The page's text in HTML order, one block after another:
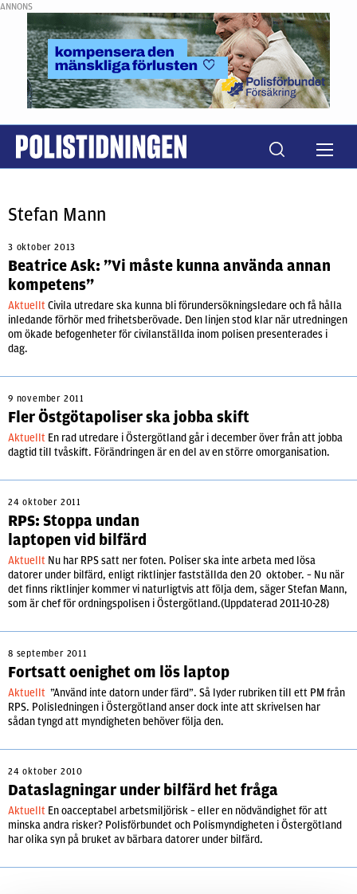
ANNONS
Stefan Mann
3 oktober 2013
Beatrice Ask: ”Vi måste kunna använda annan
kompetens”
Aktuellt Civila utredare ska kunna bli förundersökningsledare och få hålla
inledande förhör med frihetsberövade. Den linjen stod klar när utredningen
om ökade befogenheter för civilanställda inom polisen presenterades i
dag.
9 november 2011
Fler Östgötapoliser ska jobba skift
Aktuellt En rad utredare i Östergötland går i december över från att jobba
dagtid till tvåskift. Förändringen är en del av en större omorganisation.
24 oktober 2011
RPS: Stoppa undan
laptopen vid bilfärd
Aktuellt Nu har RPS satt ner foten. Poliser ska inte arbeta med lösa
datorer under bilfärd, enligt riktlinjer fastställda den 20 oktober. – Nu när
det finns riktlinjer kommer vi naturligtvis att följa dem, säger Stefan Mann,
som är chef för ordningspolisen i Östergötland.(Uppdaterad 2011-10-28)
8 september 2011
Fortsatt oenighet om lös laptop
Aktuellt ”Använd inte datorn under färd”. Så lyder rubriken till ett PM från
RPS. Polisledningen i Östergötland anser dock inte att skrivelsen har
sådan tyngd att myndigheten behöver följa den.
24 oktober 2010
Dataslagningar under bilfärd het fråga
Aktuellt En oacceptabel arbetsmiljörisk – eller en nödvändighet för att
minska andra risker? Polisförbundet och Polismyndigheten i Östergötland
har olika syn på bruket av bärbara datorer under bilfärd.